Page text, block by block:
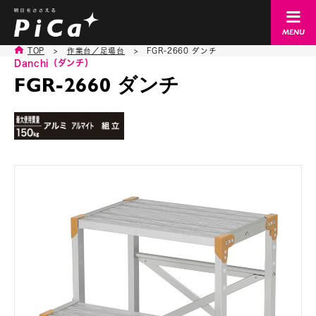
TOP > 作業台／足場台 > FGR-2660 ダンチ
FGR-2660 ダンチ
Danchi（ダンチ）